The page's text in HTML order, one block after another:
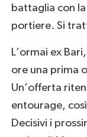
battaglia con
portiere. Si
L’ormai ex
ore una prima
Un’offerta
entourage,
Decisivi i